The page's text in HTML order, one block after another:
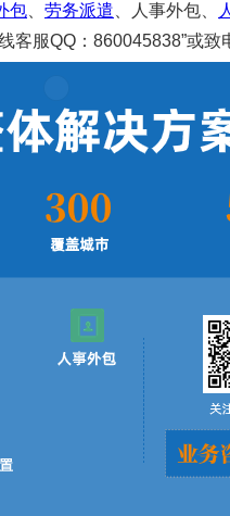
包 劳务派遣 、人事外包、
服QQ：860045838”或致